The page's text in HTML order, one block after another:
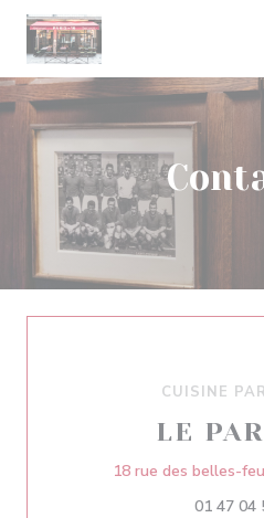
Personalización de sus opciones
CUISINE
LE
18 rue des belles-
01 47 04